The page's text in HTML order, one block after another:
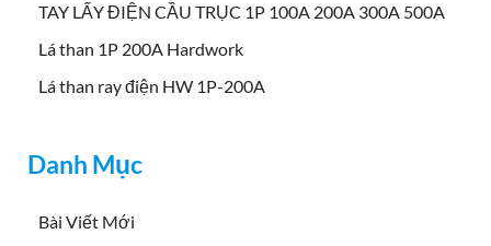
TAY LẤY ĐIỆN CẦU TRỤC 1P 100A 200A 300A 500A
Lá than 1P 200A Hardwork
Lá than ray điện HW 1P-200A
Danh Mục
Bài Viết Mới